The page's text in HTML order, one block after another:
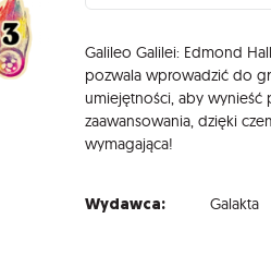
Galileo Galilei: Edmond
pozwala wprowadzić do
umiejętności, aby wynieść
zaawansowania, dzięki
wymagająca!
Wydawca: Galakta